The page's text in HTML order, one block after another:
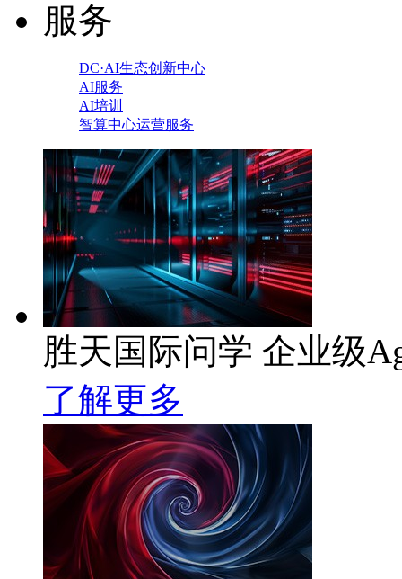
服务
DC·AI生态创新中心
AI服务
AI培训
智算中心运营服务
胜天国际问学 企业级
了解更多